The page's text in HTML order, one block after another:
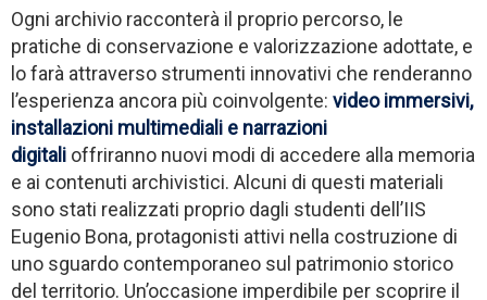
Ogni archivio racconterà il proprio percorso, le
pratiche di conservazione e valorizzazione adottate, e
lo farà attraverso strumenti innovativi che renderanno
l’esperienza ancora più coinvolgente: video immersivi,
installazioni multimediali e narrazioni
digitali offriranno nuovi modi di accedere alla memoria
e ai contenuti archivistici. Alcuni di questi materiali
sono stati realizzati proprio dagli studenti dell’IIS
Eugenio Bona, protagonisti attivi nella costruzione di
uno sguardo contemporaneo sul patrimonio storico
del territorio. Un’occasione imperdibile per scoprire il